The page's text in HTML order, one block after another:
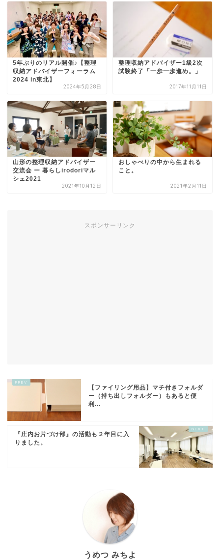
5年ぶりのリアル開催♪【整理
収納アドバイザーフォーラム
2024 in東北】
2024年5月28日
整理収納アドバイザー1級2次
試験終了「一歩一歩進め。」
2017年11月11日
山形の整理収納アドバイザー
交流会 ー 暮らしirodoriマル
シェ2021
2021年10月12日
おしゃべりの中から生まれる
こと。
2021年2月11日
スポンサーリンク
【ファイリング用品】マチ付きフォルダ
ー（持ち出しフォルダー）もあると便
利...
『庄内お片づけ部』の活動も２年目に入
りました。
うめつ みちよ